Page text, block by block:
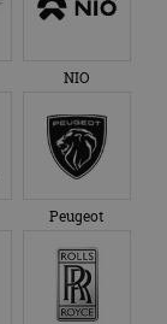
NIO
Peugeot